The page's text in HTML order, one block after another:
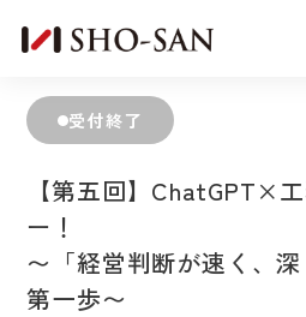
受付終了
【第五回】ChatGPT×
ー！
〜「経営判断が速く、
第一歩〜